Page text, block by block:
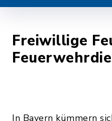
Freiwillige
In Bayern kümmern